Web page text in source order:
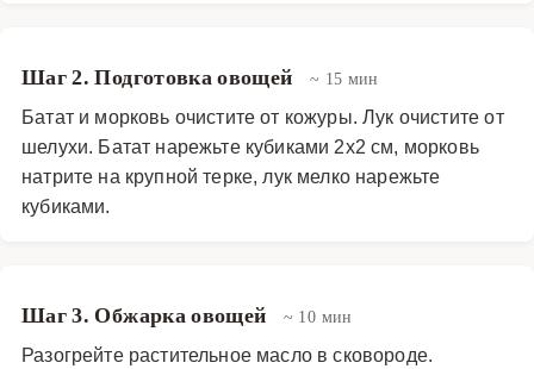
Шаг 2. Подготовка овощей ~ 15 мин
Батат и морковь очистите от кожуры. Лук очистите от
шелухи. Батат нарежьте кубиками 2х2 см, морковь
натрите на крупной терке, лук мелко нарежьте
кубиками.
Шаг 3. Обжарка овощей ~ 10 мин
Разогрейте растительное масло в сковороде.